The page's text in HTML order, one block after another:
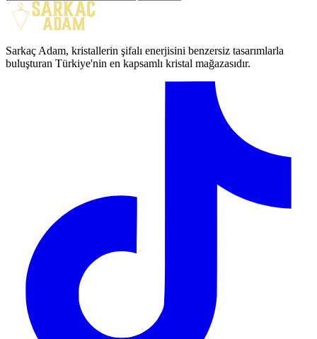
Sarkaç Adam, kristallerin şifalı enerjisini benzersiz tasarımlarla
buluşturan Türkiye'nin en kapsamlı kristal mağazasıdır.